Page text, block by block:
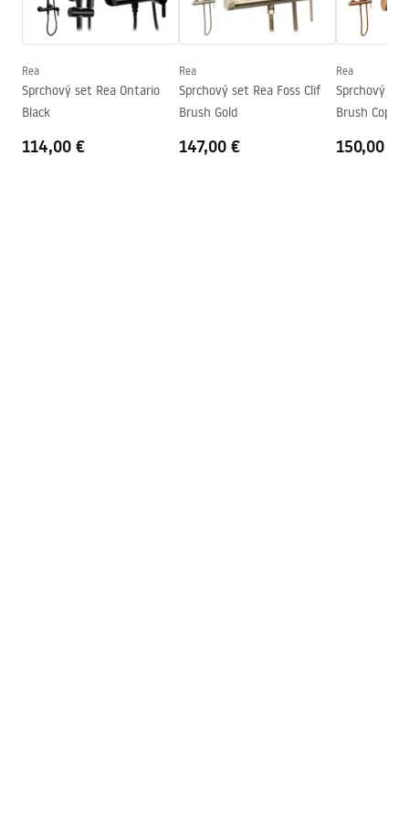
zhromaždenie
Na detskom bazéne resp
Výška
Smer kabíny
Záruka
24 mesiacov
Záručné podmienky
Warranty_Terms_and_Conditions_-
_24.pdf
Rea
Sprchový set Rea Ontario
Black
114,00 €
Rea
Sprchový set Rea Foss Clif
Brush Gold
147,00 €
Rea
Sprchový set
Brush Copper
150,00 €